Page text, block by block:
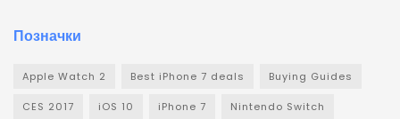
Позначки
Apple Watch 2 Best iPhone 7 deals Buying Guides
CES 2017 iOS 10 iPhone 7 Nintendo Switch